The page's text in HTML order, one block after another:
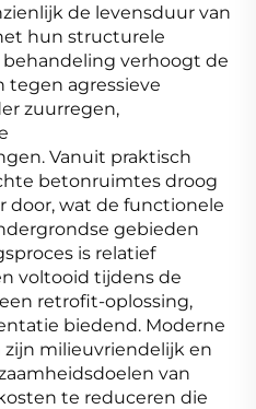
de levensduur van
hun structurele
verhoogt de
tegen agressieve
zuurregen,
Vanuit praktisch
betonruimtes droog
door, wat de functionele
gebieden
is relatief
voltooid tijdens de
retrofit-oplossing,
biedend. Moderne
milieuvriendelijk en
van
te reduceren die